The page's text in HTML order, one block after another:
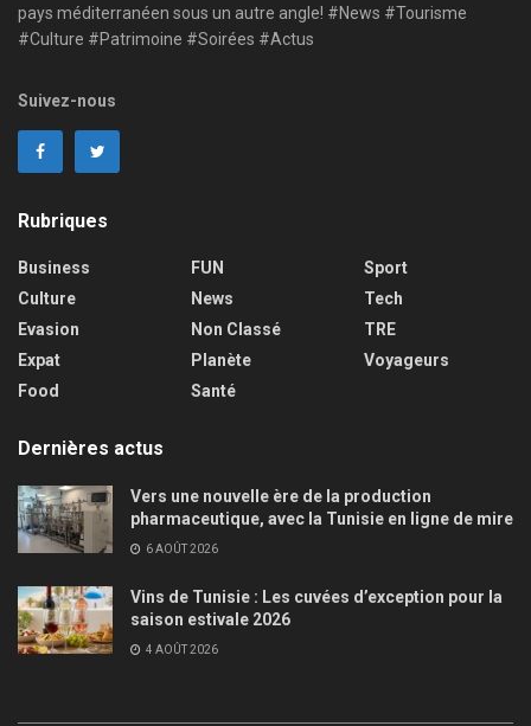
pays méditerranéen sous un autre angle! #News #Tourisme
#Culture #Patrimoine #Soirées #Actus
Suivez-nous
Rubriques
Business
Culture
Evasion
Expat
Food
FUN
News
Non Classé
Planète
Santé
Sport
Tech
TRE
Voyageurs
Dernières actus
Vers une nouvelle ère de la production
pharmaceutique, avec la Tunisie en ligne de mire
6 AOÛT 2026
Vins de Tunisie : Les cuvées d’exception pour la
saison estivale 2026
4 AOÛT 2026